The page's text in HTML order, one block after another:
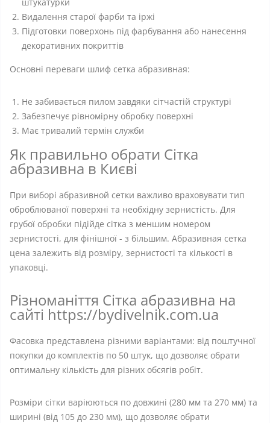
Видалення старої фарби та іржі
Підготовки поверхонь під фарбування або нанесення
декоративних покриттів
Основні переваги шлиф сетка абразивная:
Не забивається пилом завдяки сітчастій структурі
Забезпечує рівномірну обробку поверхні
Має тривалий термін служби
Як правильно обрати Сітка
абразивна в Києві
При виборі абразивной сетки важливо враховувати тип
оброблюваної поверхні та необхідну зернистість. Для
грубої обробки підійде сітка з меншим номером
зернистості, для фінішної - з більшим. Абразивная сетка
цена залежить від розміру, зернистості та кількості в
упаковці.
Різноманіття Сітка абразивна на
сайті https://bydivelnik.com.ua
Фасовка представлена різними варіантами: від поштучної
покупки до комплектів по 50 штук, що дозволяє обрати
оптимальну кількість для різних обсягів робіт.
Розміри сітки варіюються по довжині (280 мм та 270 мм) та
ширині (від 105 до 230 мм), що дозволяє обрати